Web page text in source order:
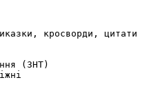
кросворди, цитати